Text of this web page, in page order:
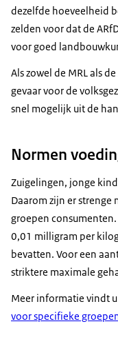
dezelfde hoeveelheid
zelden voor dat de
voor goed
Als zowel de MRL als
gevaar voor de
snel mogelijk uit de
Normen
Zuigelingen, jonge
Daarom zijn er
groepen
0,01 milligram per
bevatten. Voor een
striktere maximale
Meer informatie vindt
voor specifieke